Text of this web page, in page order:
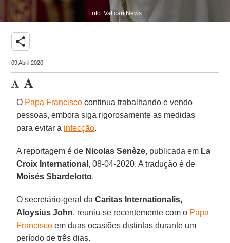
Foto: Vatican News
share
09 Abril 2020
O Papa Francisco continua trabalhando e vendo
pessoas, embora siga rigorosamente as medidas
para evitar a infecção.
A reportagem é de Nicolas Senèze, publicada em La
Croix International , 08-04-2020. A tradução é de
Moisés Sbardelotto.
O secretário-geral daCaritas Internationalis,
Aloysius John, reuniu-se recentemente com o Papa
Francisco em duas ocasiões distintas durante um
período de três dias.